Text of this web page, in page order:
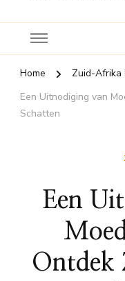
Home Zuid-Afrika
Een Uitnodiging van
Schatten
Een
Ontdek